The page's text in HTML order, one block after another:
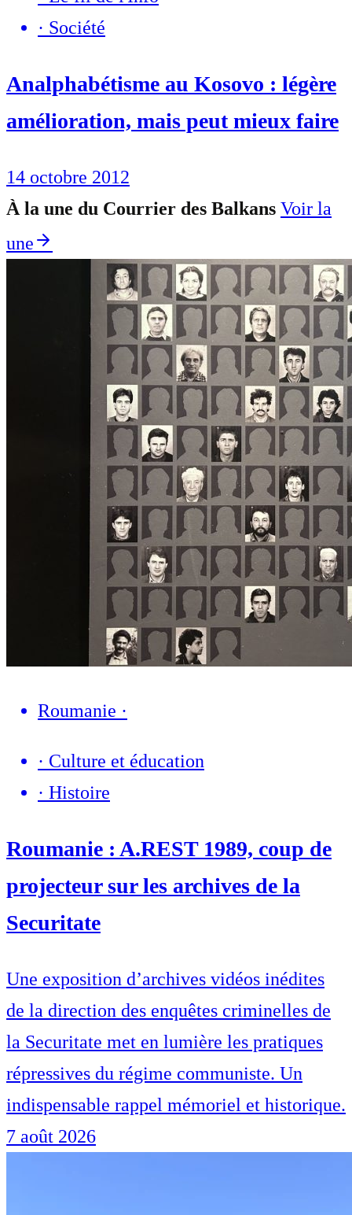
· Société
Analphabétisme au Kosovo : légère
amélioration, mais peut mieux faire
14 octobre 2012
À la une du Courrier des Balkans Voir la
une
Roumanie ·
· Culture et éducation
· Histoire
Roumanie : A.REST 1989, coup de
projecteur sur les archives de la
Securitate
Une exposition d’archives vidéos inédites
de la direction des enquêtes criminelles de
la Securitate met en lumière les pratiques
répressives du régime communiste. Un
indispensable rappel mémoriel et historique.
7 août 2026